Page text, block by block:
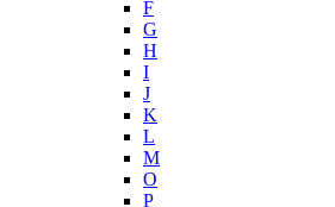
F
G
H
I
J
K
L
M
O
P